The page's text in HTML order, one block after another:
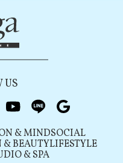
US
note youtubeline
& MINDSOCIAL
& BEAUTYLIFESTYLE
& SPA